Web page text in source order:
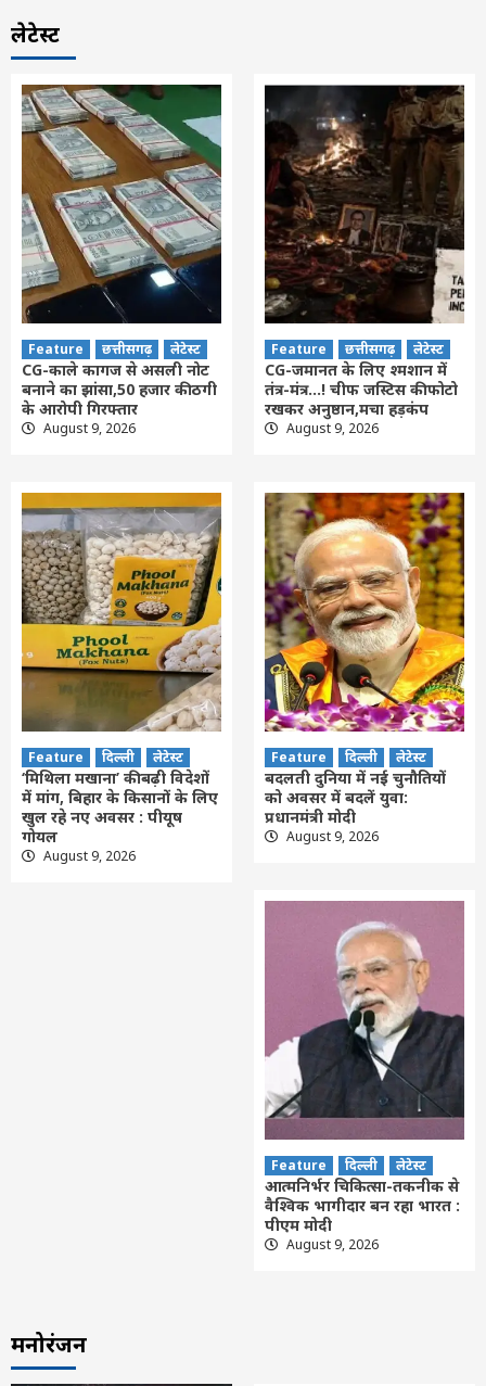
लेटेस्ट
Feature छत्तीसगढ़ लेटेस्ट
CG-काले कागज से असली नोट
बनाने का झांसा,50 हजार की ठगी
के आरोपी गिरफ्तार
August 9, 2026
Feature छत्तीसगढ़ लेटेस्ट
CG-जमानत के लिए श्मशान में
तंत्र-मंत्र…! चीफ जस्टिस की फोटो
रखकर अनुष्ठान,मचा हड़कंप
August 9, 2026
Feature दिल्ली लेटेस्ट
‘मिथिला मखाना’ की बढ़ी विदेशों
में मांग, बिहार के किसानों के लिए
खुल रहे नए अवसर : पीयूष
गोयल
August 9, 2026
Feature दिल्ली लेटेस्ट
बदलती दुनिया में नई चुनौतियों
को अवसर में बदलें युवा:
प्रधानमंत्री मोदी
August 9, 2026
Feature दिल्ली लेटेस्ट
आत्मनिर्भर चिकित्सा-तकनीक से
वैश्विक भागीदार बन रहा भारत :
पीएम मोदी
August 9, 2026
मनोरंजन